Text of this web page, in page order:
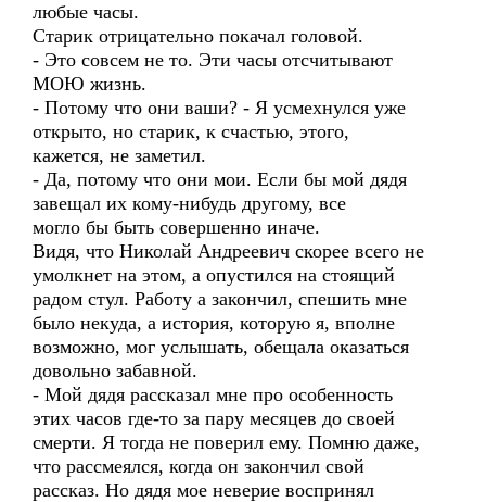
любые часы.
Старик отрицательно покачал головой.
- Это совсем не то. Эти часы отсчитывают
МОЮ жизнь.
- Потому что они ваши? - Я усмехнулся уже
открыто, но старик, к счастью, этого,
кажется, не заметил.
- Да, потому что они мои. Если бы мой дядя
завещал их кому-нибудь другому, все
могло бы быть совершенно иначе.
Видя, что Николай Андреевич скорее всего не
умолкнет на этом, а опустился на стоящий
радом стул. Работу а закончил, спешить мне
было некуда, а история, которую я, вполне
возможно, мог услышать, обещала оказаться
довольно забавной.
- Мой дядя рассказал мне про особенность
этих часов где-то за пару месяцев до своей
смерти. Я тогда не поверил ему. Помню даже,
что рассмеялся, когда он закончил свой
рассказ. Но дядя мое неверие воспринял